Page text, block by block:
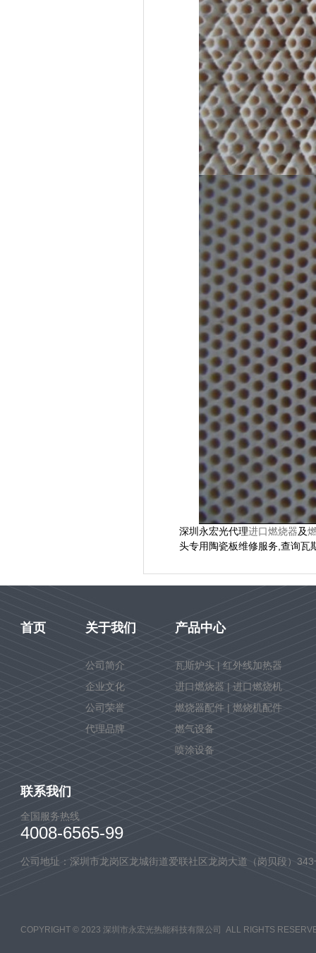
深圳永宏光代理进口燃烧器及
头专用陶瓷板维修服务,查询瓦
首页 关于我们
公司简介
企业文化
公司荣誉
代理品牌
产品中心
瓦斯炉头 | 红外线加热器
进口燃烧器 | 进口燃烧机
燃烧器配件 | 燃烧机配件
燃气设备
喷涂设备
联系我们
全国服务热线
4008-6565-99
公司地址：深圳市龙岗区龙城街道爱联社区龙岗大道（岗贝段）343
COPYRIGHT © 2023 深圳市永宏光热能科技有限公司 ALL RIGHTS